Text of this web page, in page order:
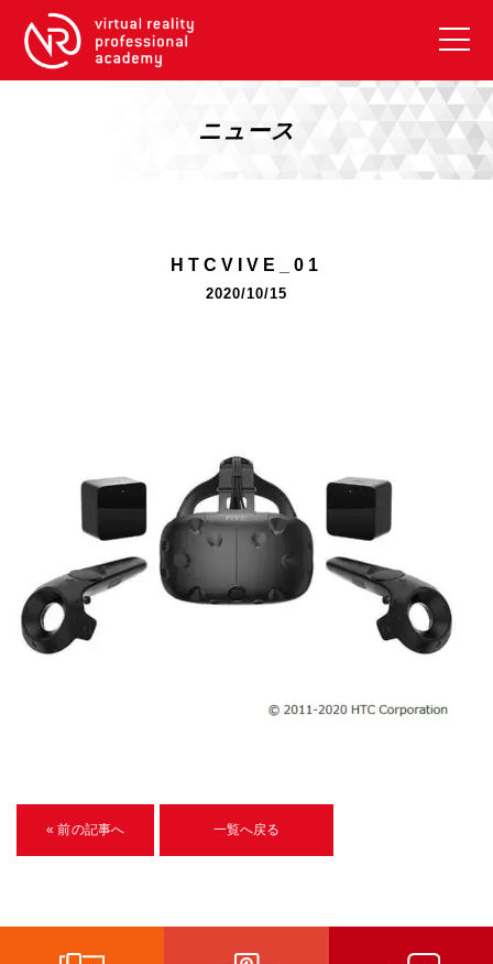
VRアカデミーとは
【2026年10月】ARエキスパートコース
U-15メタバースプログラミング講座
入学案内
受講生紹介
企業向け
《3DGS》
ニュース
HTCVIVE_01
2020/10/15
« 前の記事へ 一覧へ戻る